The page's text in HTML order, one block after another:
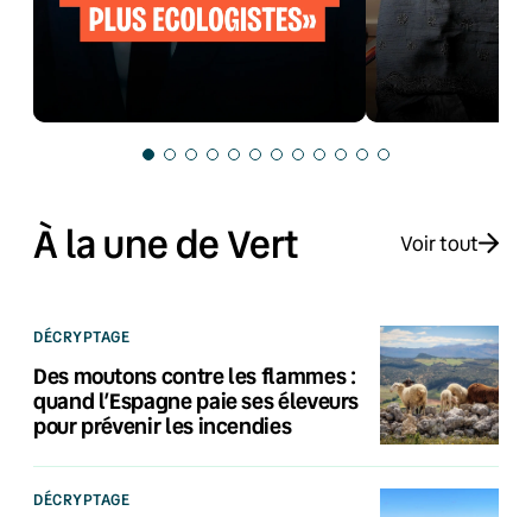
À la une de Vert Voir tout
DÉCRYPTAGE
Des moutons contre les flammes :
quand l’Espagne paie ses éleveurs
pour prévenir les incendies
DÉCRYPTAGE